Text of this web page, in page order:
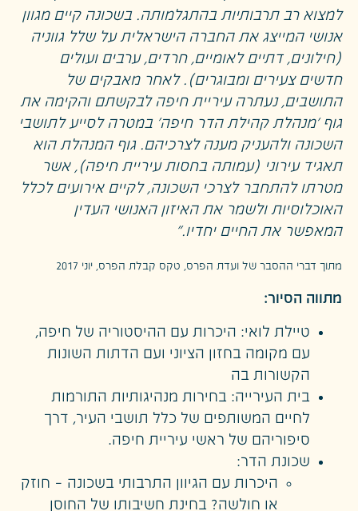
למצוא רב תרבותיות בהתגלמותה. בשכונה קיים מגוון
אנושי המייצג את החברה הישראלית על שלל גווניה
(חילונים, דתיים לאומיים, חרדים, ערבים ועולים
חדשים צעירים ומבוגרים). לאחר מאבקים של
התושבים, נעתרה עיריית חיפה לבקשתם והקימה את
גוף ׳מנהלת קהילת הדר חיפה׳ במטרה לסייע לתושבי
השכונה ולהעניק מענה לצרכיהם. גוף המנהלת הוא
תאגיד עירוני (עמותה בחסות עיריית חיפה), אשר
מטרתו להתחבר לצרכי השכונה, לקיים אירועים לכלל
האוכלוסיות ולשמר את האיזון האנושי העדין
המאפשר את החיים יחדיו."
מתוך דברי ההסבר של ועדת הפרס, טקס קבלת הפרס, יוני 2017
מתווה הסיור:
טיילת לואי: היכרות עם ההיסטוריה של חיפה,
עם מקומה בחזון הציוני ועם הדתות השונות
הקשורות בה
בית העירייה: בחירות מנהיגותיות התורמות
לחיים המשותפים של כלל תושבי העיר, דרך
סיפוריהם של ראשי עיריית חיפה.
שכונת הדר:
היכרות עם הגיוון התרבותי בשכונה – חוזק
או חולשה? בחינת חשיבותו של החוסן